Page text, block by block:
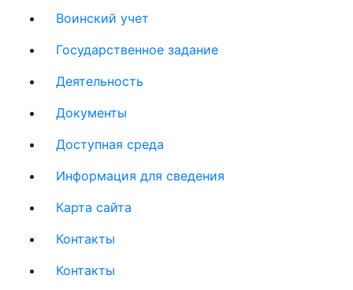
Воинский учет
Государственное задание
Деятельность
Документы
Доступная среда
Информация для сведения
Карта сайта
Контакты
Контакты